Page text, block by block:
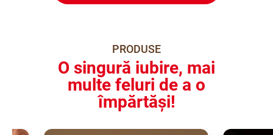
PRODUSE
O singură iubire, mai
multe feluri de a o
împărtăși!